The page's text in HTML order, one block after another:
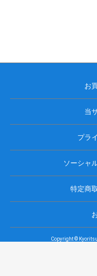
お
当
プラ
ソーシャ
特定商
Copyright ©